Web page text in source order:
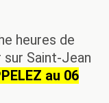
heures de
sur Saint-Jean
au 06